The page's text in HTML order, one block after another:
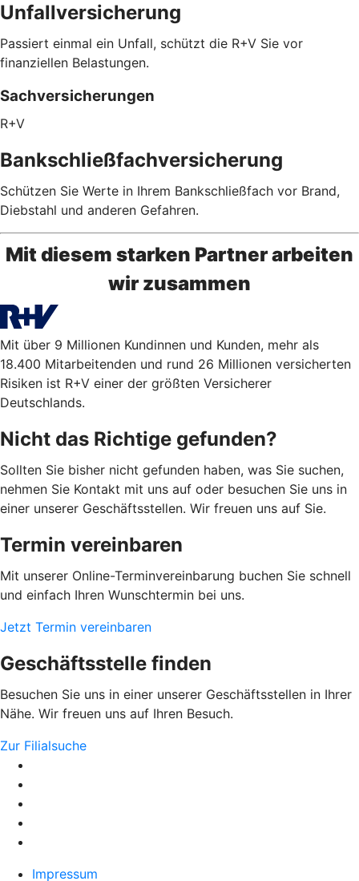
Unfallversicherung
Passiert einmal ein Unfall, schützt die R+V Sie vor
finanziellen Belastungen.
Sachversicherungen
R+V
Bankschließfachversicherung
Schützen Sie Werte in Ihrem Bankschließfach vor Brand,
Diebstahl und anderen Gefahren.
Mit diesem starken Partner arbeiten
wir zusammen
Mit über 9 Millionen Kundinnen und Kunden, mehr als
18.400 Mitarbeitenden und rund 26 Millionen versicherten
Risiken ist R+V einer der größten Versicherer
Deutschlands.
Nicht das Richtige gefunden?
Sollten Sie bisher nicht gefunden haben, was Sie suchen,
nehmen Sie Kontakt mit uns auf oder besuchen Sie uns in
einer unserer Geschäftsstellen. Wir freuen uns auf Sie.
Termin vereinbaren
Mit unserer Online-Terminvereinbarung buchen Sie schnell
und einfach Ihren Wunschtermin bei uns.
Jetzt Termin vereinbaren
Geschäftsstelle finden
Besuchen Sie uns in einer unserer Geschäftsstellen in Ihrer
Nähe. Wir freuen uns auf Ihren Besuch.
Zur Filialsuche
Impressum